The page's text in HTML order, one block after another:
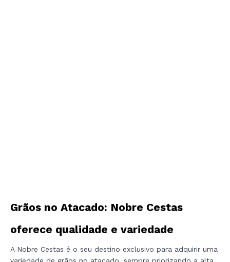
Grãos no Atacado: Nobre Cestas
oferece qualidade e variedade
A Nobre Cestas é o seu destino exclusivo para adquirir uma
variedade de grãos no atacado, sempre priorizando a alta